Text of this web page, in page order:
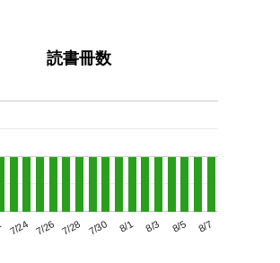
読書冊数
7/24 7/26 7/28 7/30 8/1 8/3 8/5 8/7